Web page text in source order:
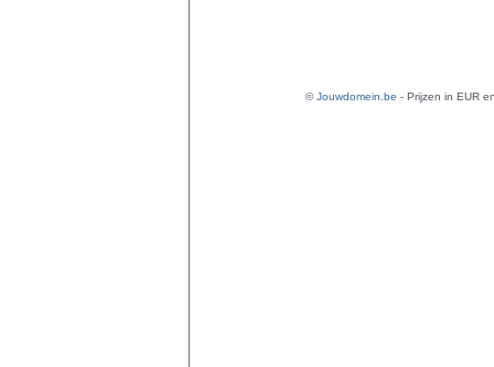
©Jouwdomein.be - Prijzen in EUR